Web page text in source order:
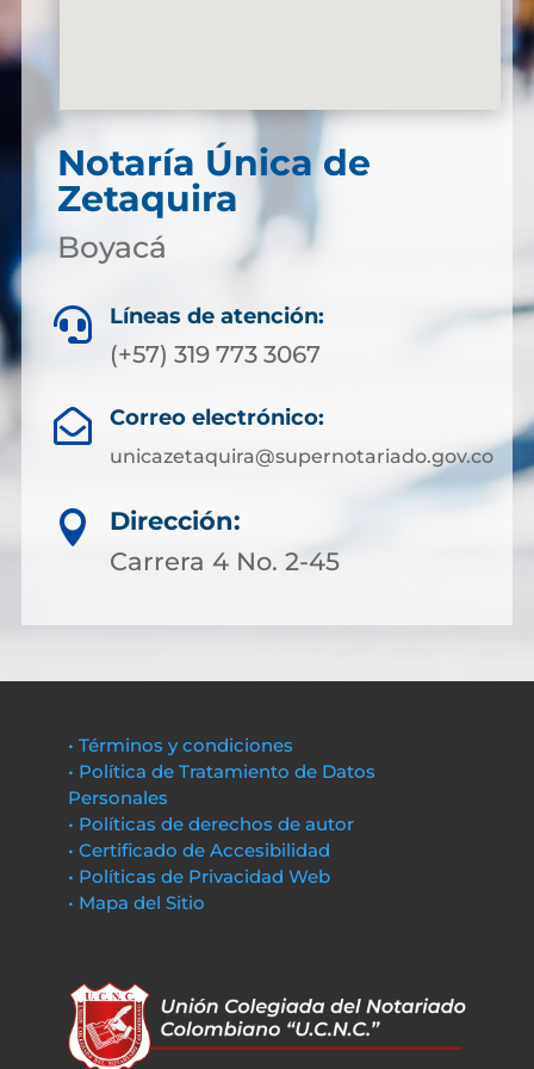
Notaría Única de
Zetaquira
Boyacá
 Líneas de atención:
(+57) 319 773 3067
 Correo electrónico:
unicazetaquira@supernotariado.gov.co

Dirección:
Carrera 4 No. 2-45
• Términos y condiciones
• Política de Tratamiento de Datos
Personales
• Políticas de derechos de autor
• Certificado de Accesibilidad
• Políticas de Privacidad Web
• Mapa del Sitio